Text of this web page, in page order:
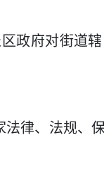
政府对街道
律、法规、